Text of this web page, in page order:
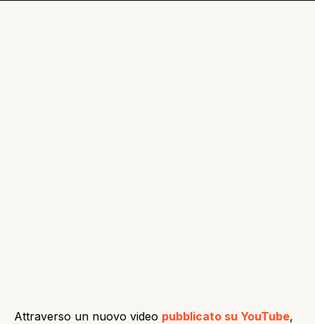
Attraverso un nuovo video pubblicato su YouTube,